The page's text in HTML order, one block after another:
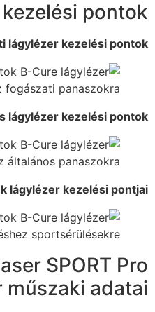
pontok
lágylézer kezelési pontok
lágylézer kezelési pontok
lágylézer kezelési pontjai
SPORT Pro
műszaki adatai